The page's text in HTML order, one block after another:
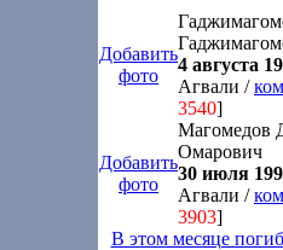
Добавить
фото
4 августа
Агвали /
3540]
Добавить
фото
Магомедов
Омарович
30 июля
Агвали /
3903]
В этом месяце